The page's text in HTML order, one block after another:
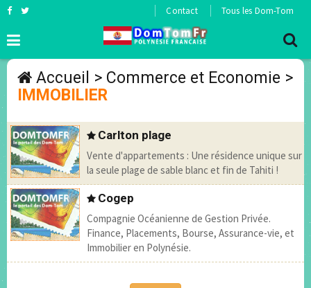
Contact Tous les Dom-Tom
Accueil > Commerce et Economie >
IMMOBILIER
Carlton plage
Vente d'appartements : Une résidence unique sur
la seule plage de sable blanc et fin de Tahiti !
Cogep
Compagnie Océanienne de Gestion Privée.
Finance, Placements, Bourse, Assurance-vie, et
Immobilier en Polynésie.